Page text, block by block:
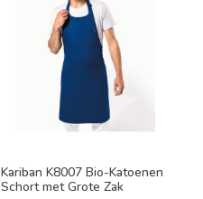
Kariban K8007 Bio-Katoenen
Schort met Grote Zak